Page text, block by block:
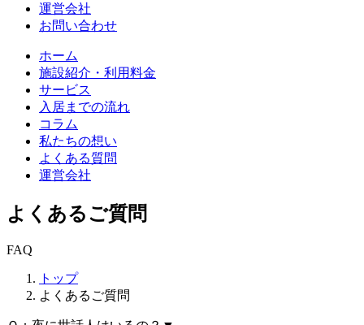
運営会社
お問い合わせ
ホーム
施設紹介・利用料金
サービス
入居までの流れ
コラム
私たちの想い
よくある質問
運営会社
よくあるご質問
FAQ
トップ
よくあるご質問